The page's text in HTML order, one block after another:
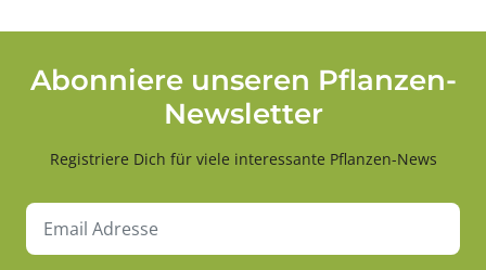
Abonniere unseren Pflanzen-
Newsletter
Registriere Dich für viele interessante Pflanzen-News